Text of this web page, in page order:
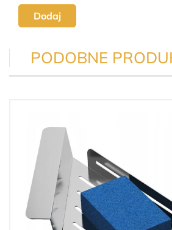
Dodaj
PODOBNE